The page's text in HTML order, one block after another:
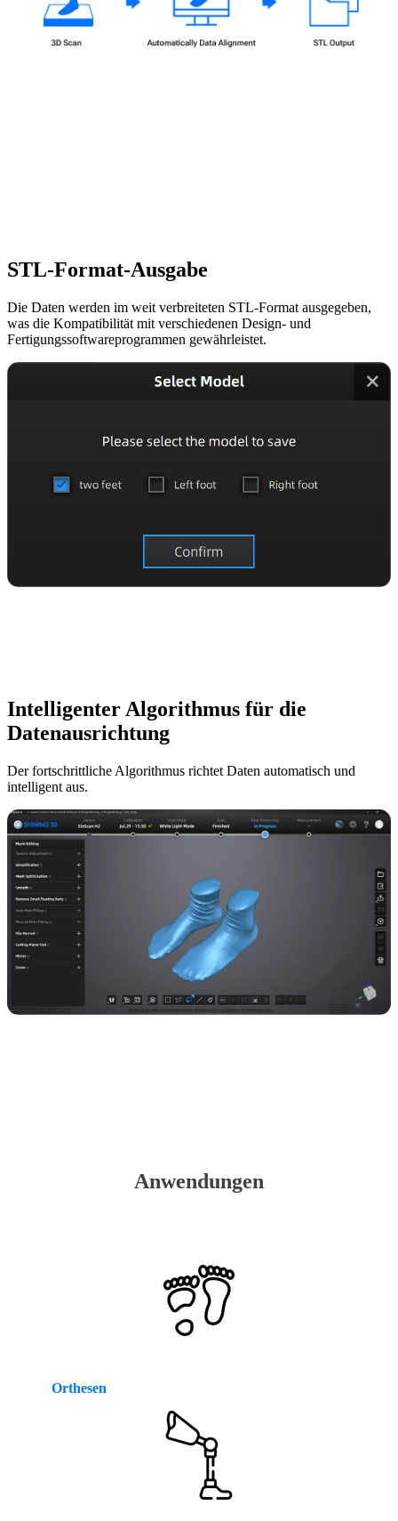
STL-Format-Ausgabe
Die Daten werden im weit verbreiteten STL-Format ausgegeben,
was die Kompatibilität mit verschiedenen Design- und
Fertigungssoftwareprogrammen gewährleistet.
Intelligenter Algorithmus für die
Datenausrichtung
Der fortschrittliche Algorithmus richtet Daten automatisch und
intelligent aus.
Anwendungen
Orthesen